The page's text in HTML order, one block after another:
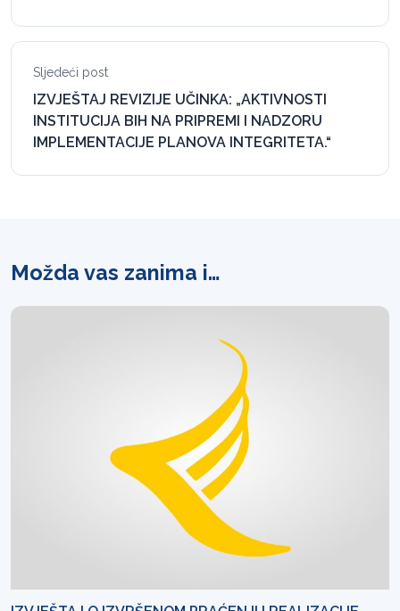
Sljedeći post
IZVJEŠTAJ REVIZIJE UČINKA: „AKTIVNOSTI
INSTITUCIJA BIH NA PRIPREMI I NADZORU
IMPLEMENTACIJE PLANOVA INTEGRITETA.“
Možda vas zanima i…